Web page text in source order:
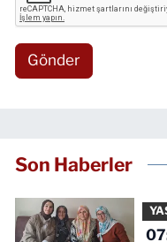
Gönder
Son Haberler